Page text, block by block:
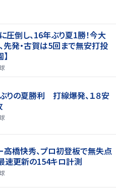
倒し、16年ぶり夏1勝！今大
先発・古賀は5回まで無安打投
りの夏勝利 打線爆発、１８安
高橋快秀、プロ初登板で無失点
更新の154キロ計測